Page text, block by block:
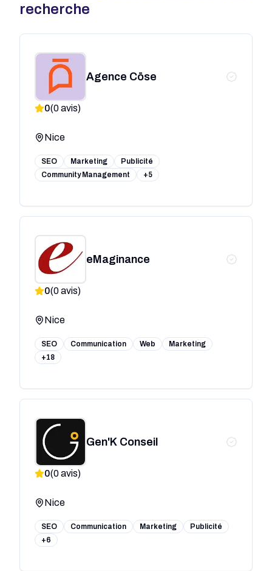
recherche
Agence Cōse
0(0avis)
Nice
SEO Marketing
Publicité
Community Management
+5
eMaginance
0(0avis)
Nice
SEO Communication Web
Marketing
+18
Gen'K Conseil
0(0avis)
Nice
SEO Communication Marketing
Publicité
+6